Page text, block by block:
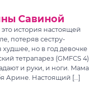
Савиной
история настоящей
потеряв сестру-
но в год девочке
тетрапарез (GMFCS 4)
и руки, и ноги. Мама
Арине. Настоящий […]